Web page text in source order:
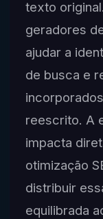
texto
geradores
ajudar a
de busca e
reescrito. A
impacta
otimização
distribuir
equilibrada